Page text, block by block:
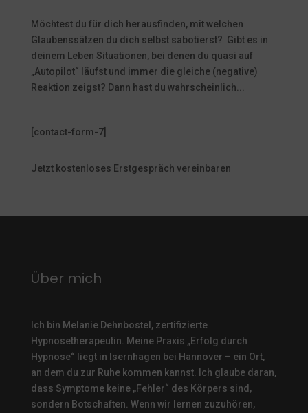
Möchtest du für dich herausfinden, mit welchen
Glaubenssätzen du dich selbst sabotierst? Gibt es in
deinem Leben Situationen, bei denen du quasi auf
„Autopilot“ läufst und immer die gleiche (negative)
Reaktion zeigst? Dann hast du wahrscheinlich...
[contact-form-7]
Jetzt kostenloses Erstgespräch vereinbaren
Über mich
Ich bin Melanie Dehnbostel, zertifizierte
Hypnosetherapeutin.
Meine Praxis „Erfolg durch
Hypnose“ liegt in Isernhagen bei Hannover – ein Ort,
an dem du zur Ruhe kommen kannst. Ich glaube daran,
dass Symptome keine „Fehler“ des Körpers sind,
sondern Botschaften. Wenn wir lernen zuzuhören,